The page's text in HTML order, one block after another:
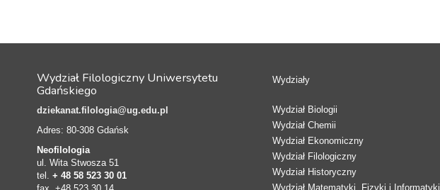
Wydział Filologiczny Uniwersytetu
Gdańskiego
dziekanat.filologia@ug.edu.pl
Adres: 80-308 Gdańsk
Neofilologia
ul. Wita Stwosza 51
tel. + 48 58 523 30 01
Wydziały
Wydział Biologii
Wydział Chemii
Wydział Ekonomiczny
Wydział Filologiczny
Wydział Historyczny
Wydział Matematyki, Fizyki i Informatyki